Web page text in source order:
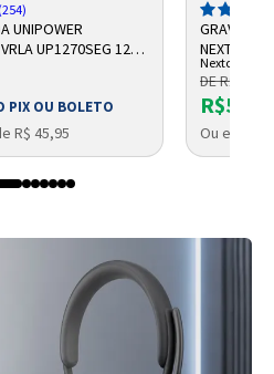
(254)
UNIPOWER
UP1270SEG 12V
PIX OU BOLETO
R$ 45,95
NEXTTECH
Nextcall
DE R$
Ou em até